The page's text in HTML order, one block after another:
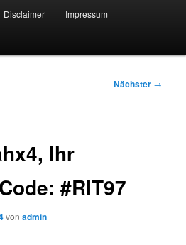
Forschung und
Disclaimer Impressum
Nächster →
Ihr
#RIT97
vonadmin